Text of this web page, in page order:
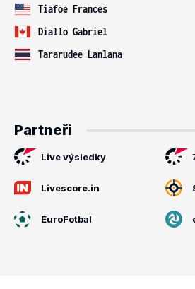
Tiafoe Frances
Diallo Gabriel
Tararudee Lanlana
Partneři
Live výsledky
Livescore.in
EuroFotbal